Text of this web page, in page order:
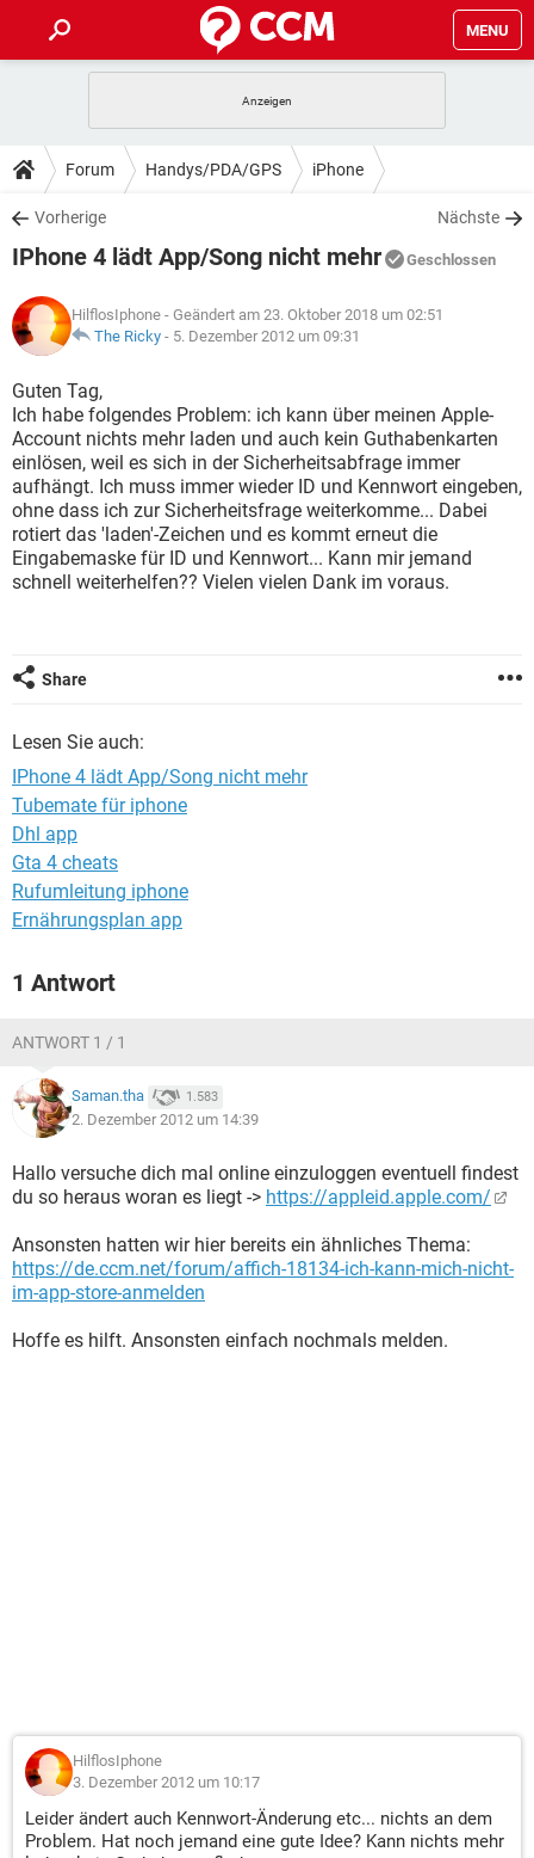
MENU
ANDROID IOS
WINDOWS 10
WHATSAPP TIKTOK
FACEBOOK
TIPPS & TRICKS
SPIELE STREAMING
WHATSAPP TIKTOK
FACEBOOK
DOWNLOADS
SPIELE STREAMING
ANDROID
WINDOWS 10 INSTAGRAM
WHATSAPP
FACEBOOK HARDWARE
SPIELE STREAMING
ANDROID
WINDOWS 10
WHATSAPP TIKTOK
FACEBOOK HARDWARE
LEXIKON
SPIELE
ANDROID IOS
WINDOWS 10 INSTAGRAM
WHATSAPP TIKTOK
FACEBOOK HARDWARE
Forum Handys/PDA/GPS iPhone
Vorherige Nächste
IPhone 4 lädt App/Song nicht mehr Geschlossen
HilflosIphone - Geändert am 23. Oktober 2018 um 02:51
The Ricky - 5. Dezember 2012 um 09:31
Guten Tag,
Ich habe folgendes Problem: ich kann über meinen Apple-
Account nichts mehr laden und auch kein Guthabenkarten
einlösen, weil es sich in der Sicherheitsabfrage immer
aufhängt. Ich muss immer wieder ID und Kennwort eingeben,
ohne dass ich zur Sicherheitsfrage weiterkomme... Dabei
rotiert das 'laden'-Zeichen und es kommt erneut die
Eingabemaske für ID und Kennwort... Kann mir jemand
schnell weiterhelfen?? Vielen vielen Dank im voraus.
Share
Lesen Sie auch:
IPhone 4 lädt App/Song nicht mehr
Tubemate für iphone
Dhl app
Gta 4 cheats
Rufumleitung iphone
Ernährungsplan app
1 Antwort
ANTWORT 1 / 1
Saman.tha 1.583
2. Dezember 2012 um 14:39
Hallo versuche dich mal online einzuloggen eventuell findest
du so heraus woran es liegt -> https://appleid.apple.com/
Ansonsten hatten wir hier bereits ein ähnliches Thema:
https://de.ccm.net/forum/affich-18134-ich-kann-mich-nicht-
im-app-store-anmelden
Hoffe es hilft. Ansonsten einfach nochmals melden.
HilflosIphone
3. Dezember 2012 um 10:17
Leider ändert auch Kennwort-Änderung etc... nichts an dem
Problem. Hat noch jemand eine gute Idee? Kann nichts mehr